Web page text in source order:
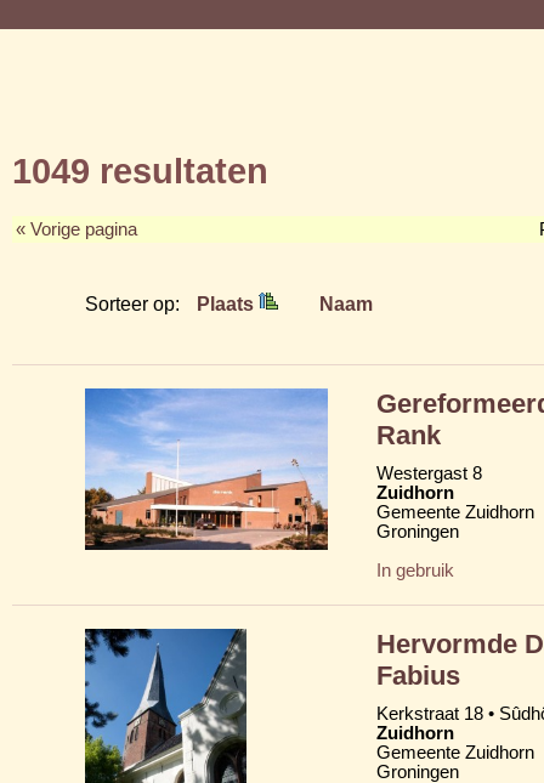
1049 resultaten
« Vorige pagina
Sorteer op: Plaats Naam
Rank
Westergast 8
Zuidhorn
Gemeente Zuidhorn
Groningen
In gebruik
Hervormde
Fabius
Kerkstraat 18 •
Zuidhorn
Gemeente Zuidhorn
Groningen